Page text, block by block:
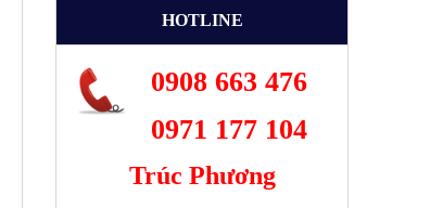
HOTLINE
0908 663 476
0971 177 104
Trúc Phương